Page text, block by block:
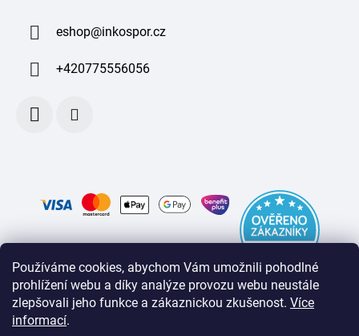
Používáme cookies, abychom Vám umožnili pohodlné
prohlížení webu a díky analýze provozu webu neustále
zlepšovali jeho funkce a zákaznickou zkušenost. Více
informací.
eshop@inkospor.cz
+420775556056